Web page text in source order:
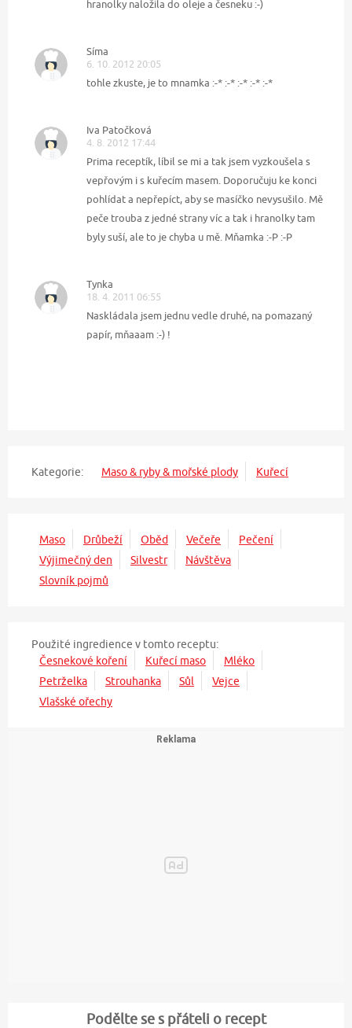
hranolky naložila do oleje a česneku :-)
Síma
6. 10. 2012 20:05
tohle zkuste, je to mnamka :-* :-* :-* :-* :-*
Iva Patočková
4. 8. 2012 17:44
Prima receptík, líbil se mi a tak jsem vyzkoušela s
vepřovým i s kuřecím masem. Doporučuju ke konci
pohlídat a nepřepíct, aby se masíčko nevysušilo. Mě
peče trouba z jedné strany víc a tak i hranolky tam
byly suší, ale to je chyba u mě. Mňamka :-P :-P
Tynka
18. 4. 2011 06:55
Naskládala jsem jednu vedle druhé, na pomazaný
papír, mňaaam :-) !
Kategorie: Maso & ryby & mořské plody Kuřecí
Maso Drůbeží Oběd Večeře
Pečení
Výjimečný den
Silvestr
Návštěva
Slovník pojmů
Použité ingredience v tomto receptu:
Česnekové koření
Kuřecí maso
Mléko
Petrželka
Strouhanka Sůl
Vejce
Vlašské ořechy
Podělte se s přáteli o recept